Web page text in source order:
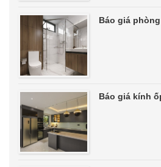
Báo giá
Báo giá kính